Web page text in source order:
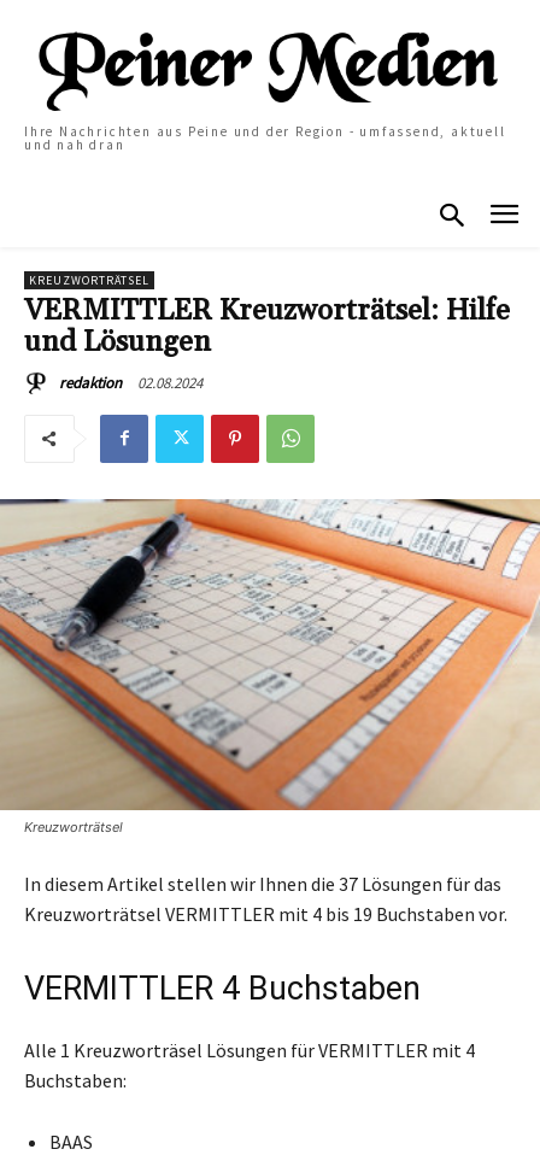
Ihre Nachrichten aus Peine und der Region - umfassend, aktuell
und nah dran
KREUZWORTRÄTSEL
VERMITTLER Kreuzworträtsel: Hilfe
und Lösungen
redaktion 02.08.2024
Kreuzworträtsel
In diesem Artikel stellen wir Ihnen die 37 Lösungen für das
Kreuzworträtsel VERMITTLER mit 4 bis 19 Buchstaben vor.
VERMITTLER 4 Buchstaben
Alle 1 Kreuzworträsel Lösungen für VERMITTLER mit 4
Buchstaben:
BAAS